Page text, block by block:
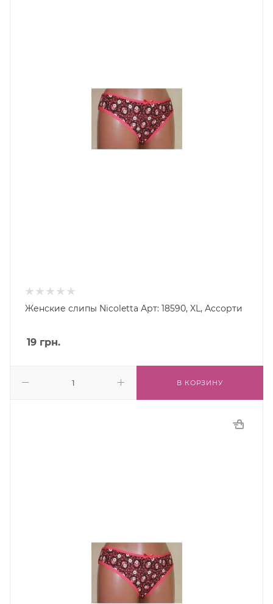
Женские слипы Nicoletta Арт: 18590, XL, Ассорти
19 грн.
В КОРЗИНУ